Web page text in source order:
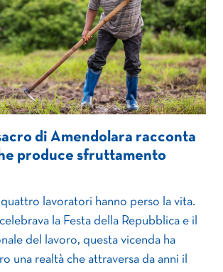
di Amendolara racconta
produce sfruttamento
lavoratori hanno perso la vita.
la Festa della Repubblica e il
del lavoro, questa vicenda ha
una realtà che attraversa da anni il